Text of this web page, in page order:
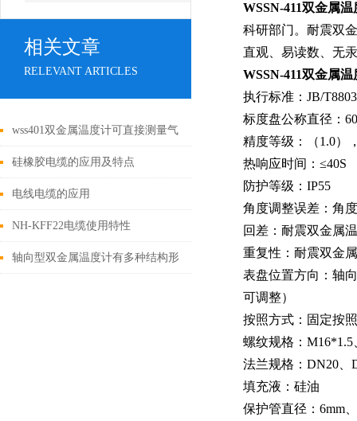
相关文章
RELEVANT ARTICLES
wss401双金属温度计可直接测量气
体和液体的温度
硅橡胶电缆的应用及特点
电线电缆的应用
NH-KFF22电缆使用特性
轴向型双金属温度计有多种结构形
WSSN-411双金属
科研部门。耐震双
直观、易读数、无
WSSN-411双金属
执行标准： JB/
标度盘公称直径：
精度等级：（1.0）
热响应时间： ≤40S
防护等级： IP55
角度调整误差：角
回差：耐震双金属
重复性：耐震双金
表盘位置方向：轴
可调整）
按照方式：固定按
螺纹规格： M16*1.5
法兰规格： DN20
填充液：硅油
保护管直径： 6mm